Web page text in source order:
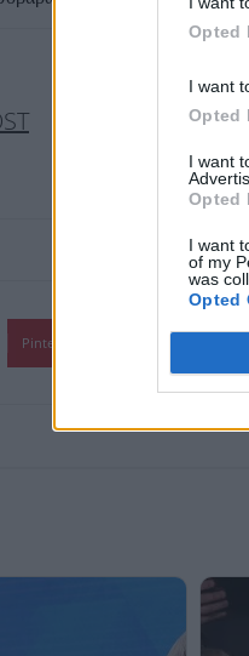
Opted
I want
Opted
I want
Opted
I want
of my
was
Opted
Pinterest